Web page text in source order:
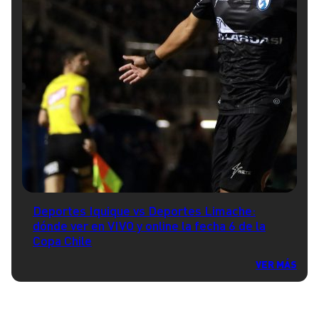
Deportes Iquique vs Deportes Limache:
dónde ver en VIVO y online la fecha 6 de la
Copa Chile
VER MÁS